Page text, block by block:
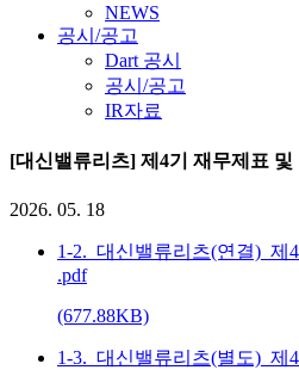
NEWS
공시/공고
Dart 공시
공시/공고
IR자료
[대신밸류리츠] 제4기 재무제표 및
2026. 05. 18
1-2._대신밸류리츠(연결)_제
.pdf
(677.88KB)
1-3._대신밸류리츠(별도)_제